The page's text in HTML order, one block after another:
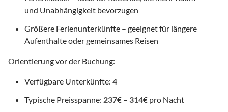
und Unabhängigkeit bevorzugen
Größere Ferienunterkünfte – geeignet für längere
Aufenthalte oder gemeinsames Reisen
Orientierung vor der Buchung:
Verfügbare Unterkünfte: 4
Typische Preisspanne: 237€ – 314€ pro Nacht